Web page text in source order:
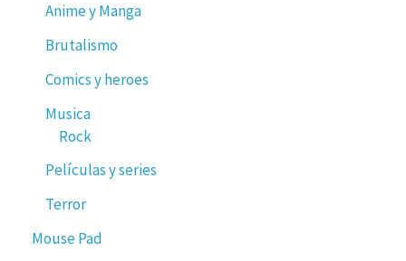
Anime y Manga
Brutalismo
Comics y heroes
Musica
Rock
Películas y series
Terror
Mouse Pad